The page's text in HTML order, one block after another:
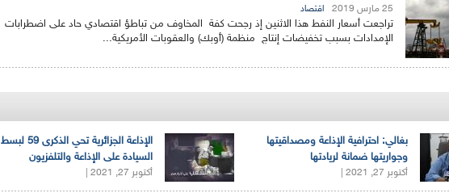
25 مارس 2019 اقتصاد
تراجعت أسعار النفط هذا الاثنين إذ رجحت كفة المخاوف من تباطؤ اقتصادي حاد على اضطرابات
الإمدادات بسبب تخفيضات إنتاج منظمة (أوبك) والعقوبات الأمريكية...
الإذاعة الجزائرية تحي الذكرى 59 لبسط
السيادة على الإذاعة والتلفزيون
أكتوبر 27, 2021 |
بغالي: احترافية الإذاعة ومصداقيتها
وجواريتها ضمانة لريادتها
أكتوبر 27, 2021 |